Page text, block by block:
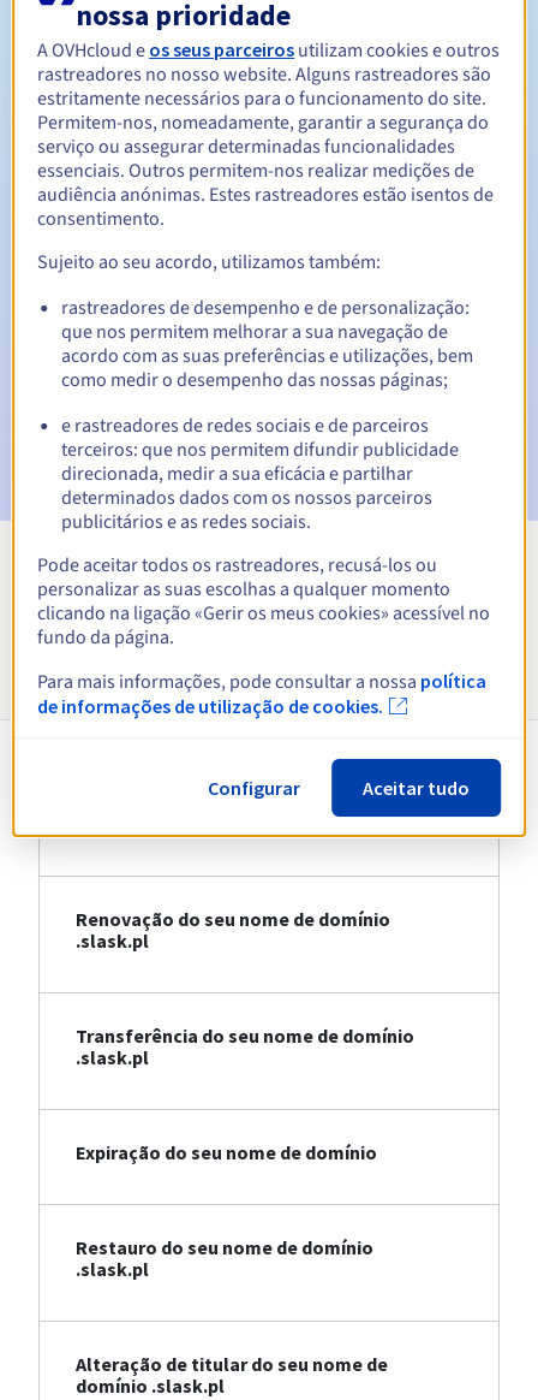
Período de renovação Entre 1 e 10 anos
Período de redenção
expiração
E-mail no dia da expiraçãopara notificar a suspensão do
nome de domínio
E-mail após o Redemption Grace Periodpara notificar a
eliminação do nome de domínio
Ver todas as extensões
Informações sobre .slask.pl
Registo do seu nome de domínio
Renovação do seu nome de domínio
.slask.pl
Transferência do seu nome de domínio
.slask.pl
Expiração do seu nome de domínio
Restauro do seu nome de domínio
.slask.pl
Alteração de titular do seu nome de
domínio .slask.pl
nossa prioridade
A OVHcloud e os seus parceiros utilizam cookies e outros
rastreadores no nosso website. Alguns rastreadores são
estritamente necessários para o funcionamento do site.
Permitem-nos, nomeadamente, garantir a segurança do
serviço ou assegurar determinadas funcionalidades
essenciais. Outros permitem-nos realizar medições de
audiência anónimas. Estes rastreadores estão isentos de
consentimento.
Sujeito ao seu acordo, utilizamos também:
rastreadores de desempenho e de personalização:
que nos permitem melhorar a sua navegação de
acordo com as suas preferências e utilizações, bem
como medir o desempenho das nossas páginas;
e rastreadores de redes sociais e de parceiros
terceiros: que nos permitem difundir publicidade
direcionada, medir a sua eficácia e partilhar
determinados dados com os nossos parceiros
publicitários e as redes sociais.
Pode aceitar todos os rastreadores, recusá-los ou
personalizar as suas escolhas a qualquer momento
clicando na ligação «Gerir os meus cookies» acessível no
fundo da página.
Para mais informações, pode consultar a nossa política
de informações de utilização de cookies.
Configurar Aceitar tudo